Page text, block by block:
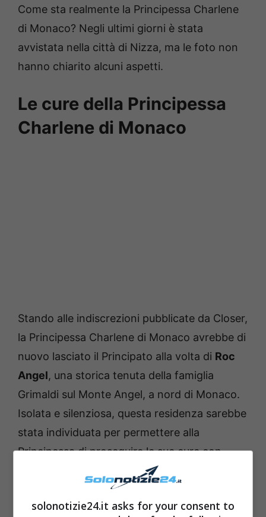
Come sta realmente la Principessa Charlene
di Monaco? Negli ultimi giorni è stata
avvistata nella città di Nizza, ma le foto non
hanno chiarito alcuni aspetti.
Le cure della Principessa
Charlene di Monaco
Stando alle indiscrezioni pubblicate da Closer,
la Principessa Charlene di Monaco avrebbe di
nuovo lasciato il Principato alla volta di Roc
Angel, una storica tenuta della famiglia
Grimaldi sul Monte Angel, a nord di Monaco.
Isolata e silenziosa, questa residenza sarebbe
stata individuata per permettere alla
Principessa di proseguire le sue cure con
tranquillità e discrezione, lontana dai media
ma anche dalle beghe della Corte
monegasca. La moglie del Principe Alberto,
solonotizie24.it asks for your consent to